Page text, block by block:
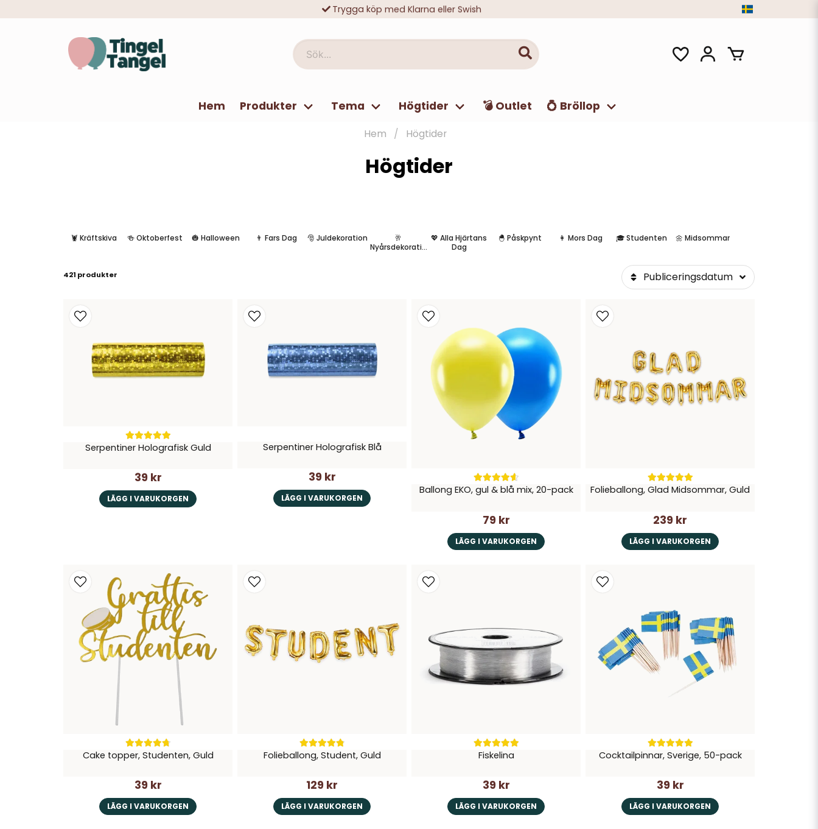
Trygga köp med Klarna eller Swish
Sök...
Hem Produkter Tema Högtider 💣 Outlet 💍 Bröllop
Hem Högtider
Högtider
🦞 Kräftskiva 🍻 Oktoberfest 🎃 Halloween 👨 Fars Dag 🎅 Juldekoration
🥂
Nyårsdekoratio
💖 Alla Hjärtans
Dag
🐣 Påskpynt 👩 Mors Dag 🎓 Studenten 🌼 Midsommar
421 produkter Publiceringsdatum
Serpentiner Holografisk Guld
39 kr
LÄGG I VARUKORGEN
Serpentiner Holografisk Blå
39 kr
LÄGG I VARUKORGEN
Ballong EKO, gul & blå mix, 20-pack
79 kr
LÄGG I VARUKORGEN
Folieballong, Glad Midsommar, Guld
239 kr
LÄGG I VARUKORGEN
Cake topper, Studenten, Guld
39 kr
LÄGG I VARUKORGEN
Folieballong, Student, Guld
129 kr
LÄGG I VARUKORGEN
Fiskelina
39 kr
LÄGG I VARUKORGEN
Cocktailpinnar, Sverige, 50-pack
39 kr
LÄGG I VARUKORGEN